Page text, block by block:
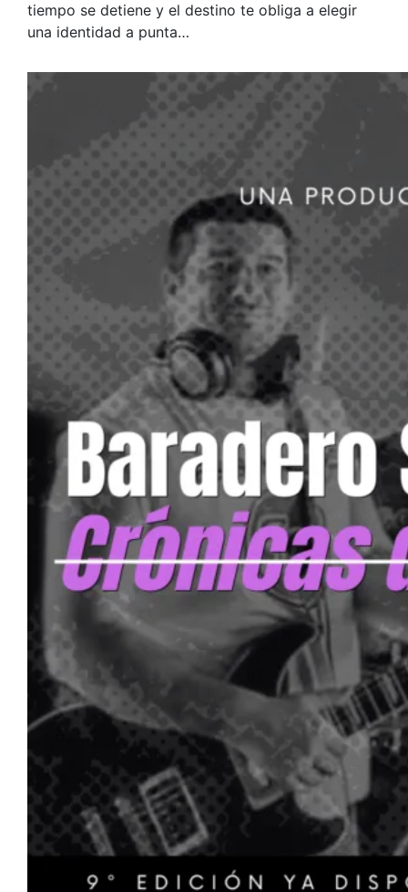
tiempo se detiene y el destino te obliga a elegir
una identidad a punta…